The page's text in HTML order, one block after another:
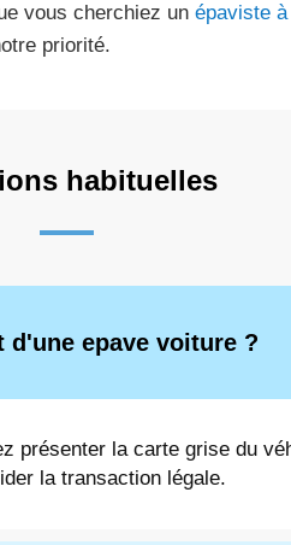
vous cherchiez un épaviste
priorité.
habituelles
epave voiture ?
présenter la carte grise du
la transaction légale.